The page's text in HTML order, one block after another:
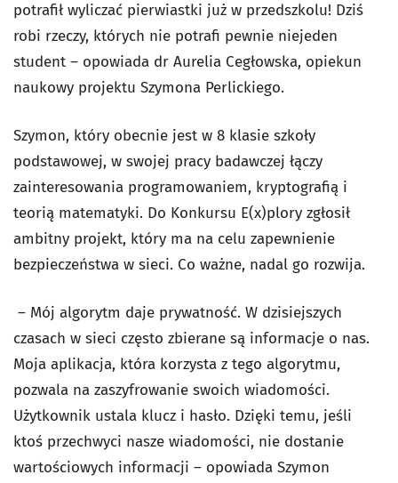
potrafił wyliczać pierwiastki już w przedszkolu! Dziś
robi rzeczy, których nie potrafi pewnie niejeden
student – opowiada dr Aurelia Cegłowska, opiekun
naukowy projektu Szymona Perlickiego.
Szymon, który obecnie jest w 8 klasie szkoły
podstawowej, w swojej pracy badawczej łączy
zainteresowania programowaniem, kryptografią i
teorią matematyki. Do Konkursu E(x)plory zgłosił
ambitny projekt, który ma na celu zapewnienie
bezpieczeństwa w sieci. Co ważne, nadal go rozwija.
– Mój algorytm daje prywatność. W dzisiejszych
czasach w sieci często zbierane są informacje o nas.
Moja aplikacja, która korzysta z tego algorytmu,
pozwala na zaszyfrowanie swoich wiadomości.
Użytkownik ustala klucz i hasło. Dzięki temu, jeśli
ktoś przechwyci nasze wiadomości, nie dostanie
wartościowych informacji – opowiada Szymon